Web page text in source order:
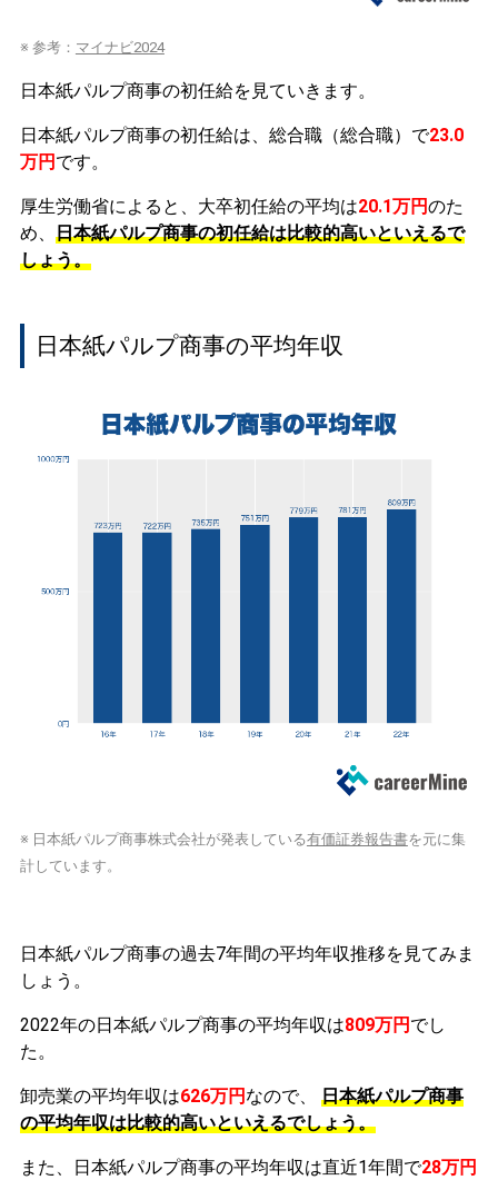
※ 参考： マイナビ2024
日本紙パルプ商事の初任給を見ていきます。
日本紙パルプ商事の初任給は、総合職（総合職）で23.0
万円 です。
厚生労働省によると、大卒初任給の平均は20.1万円のた
め、 日本紙パルプ商事の初任給は比較的高いといえるで
しょう。
日本紙パルプ商事の平均年収
※ 日本紙パルプ商事株式会社が発表している有価証券報告書を元に集
計しています。
日本紙パルプ商事の過去7年間の平均年収推移を見てみま
しょう。
2022年の日本紙パルプ商事の平均年収は809万円 でし
た。
卸売業の平均年収は626万円 なので、
日本紙パルプ商事
の平均年収は比較的高いといえるでしょう。
また、日本紙パルプ商事の平均年収は直近1年間で28万円